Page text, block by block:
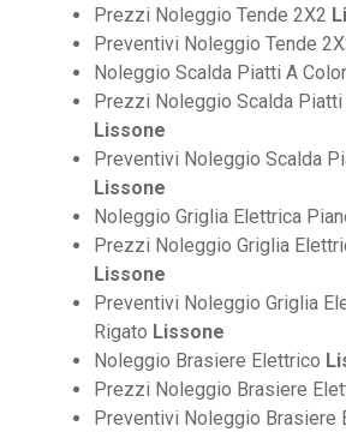
Prezzi Noleggio Tende 2X2
Preventivi Noleggio Tende
Noleggio Scalda Piatti A
Prezzi Noleggio Scalda Piatti
Lissone
Preventivi Noleggio Scalda
Lissone
Noleggio Griglia Elettrica
Prezzi Noleggio Griglia
Lissone
Preventivi Noleggio Griglia
Rigato Lissone
Noleggio Brasiere Elettrico
Prezzi Noleggio Brasiere
Preventivi Noleggio Brasiere